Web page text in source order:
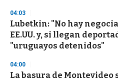
s
04:03
Lubetkin: "No hay
EE.UU. y, si llegan
"uruguayos detenidos"
04:00
La basura de Montevideo